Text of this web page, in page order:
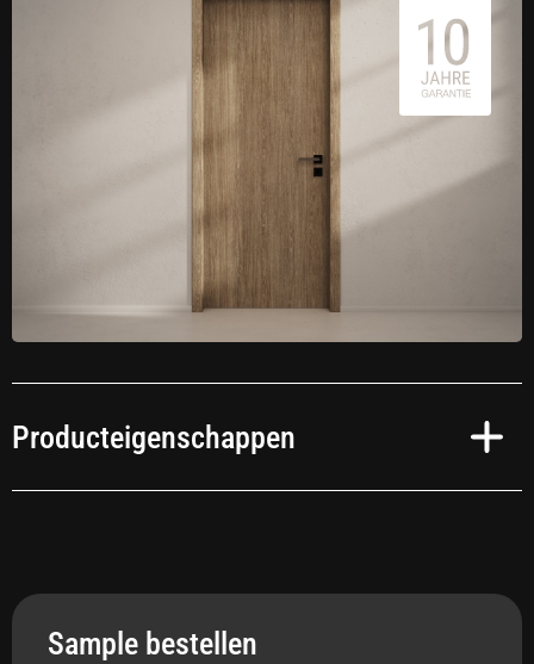
Producteigenschappen
Anti-bacterieel
Sample bestellen